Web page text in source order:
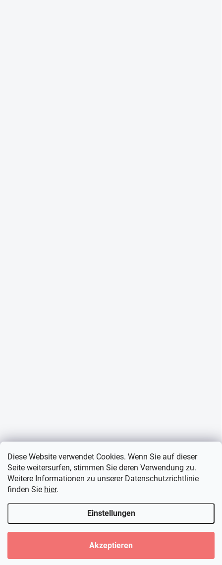
Diese Website verwendet Cookies. Wenn Sie auf dieser
Seite weitersurfen, stimmen Sie deren Verwendung zu.
Weitere Informationen zu unserer Datenschutzrichtlinie
finden Sie hier.
Einstellungen
Akzeptieren